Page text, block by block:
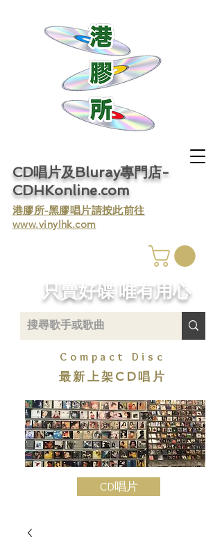
CD唱片及Bluray專門店-
CDHKonline.com
​港膠所-黑膠唱片請按此前往
www.vinylhk.com
​只賣好碟 唯有用心
Compact Disc
最新上架CD唱片
CD唱片